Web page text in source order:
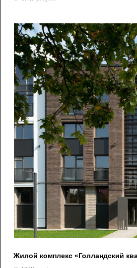
Жилой комплекс «Голландский